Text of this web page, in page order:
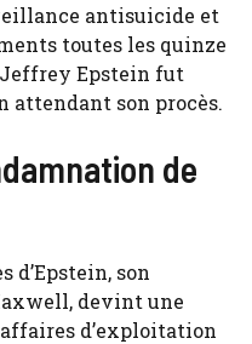
antisuicide et
toutes les quinze
Jeffrey Epstein fut
attendant son procès.
de
d’Epstein, son
devint une
d’exploitation